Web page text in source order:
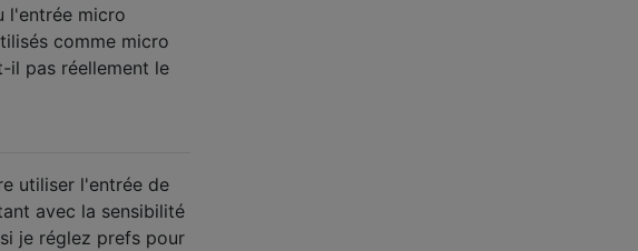
l'entrée micro
comme micro
il pas réellement le
utiliser l'entrée de
avec la sensibilité
je réglez prefs pour